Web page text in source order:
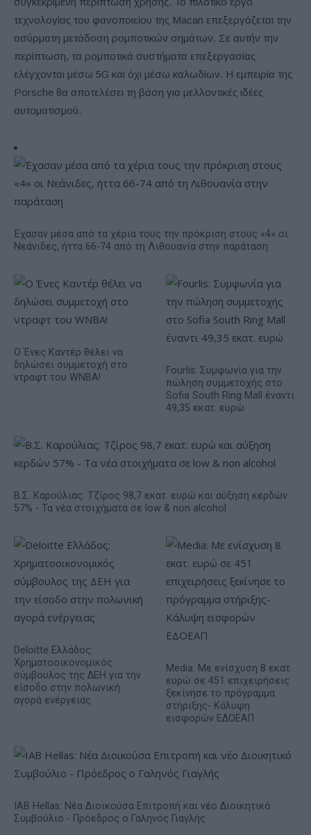
τεχνολογίας του φανοποιείου της Macan επεξεργάζεται την
ασύρματη μετάδοση ρομποτικών σημάτων. Σε αυτήν την
περίπτωση, τα ρομποτικά συστήματα επεξεργασίας
ελέγχονται μέσω 5G και όχι μέσω καλωδίων. Η εμπειρία της
Porsche θα αποτελέσει τη βάση για μελλοντικές ιδέες
αυτοματισμού.
Έχασαν μέσα από τα χέρια τους την πρόκριση στους «4» οι
Νεάνιδες, ήττα 66-74 από τη Λιθουανία στην παράταση
Ο Ένες Καντέρ θέλει να
δηλώσει συμμετοχή στο
ντραφτ του WNBA!
Fourlis: Συμφωνία για την
πώληση συμμετοχής στο
Sofia South Ring Mall έναντι
49,35 εκατ. ευρώ
Β.Σ. Καρούλιας: Τζίρος 98,7 εκατ. ευρώ και αύξηση κερδών
57% - Τα νέα στοιχήματα σε low & non alcohol
Deloitte Ελλάδος:
Χρηματοοικονομικός
σύμβουλος της ΔΕΗ για την
είσοδο στην πολωνική
αγορά ενέργειας
Media: Με ενίσχυση 8 εκατ.
ευρώ σε 451 επιχειρήσεις
ξεκίνησε το πρόγραμμα
στήριξης- Κάλυψη
εισφορών ΕΔΟΕΑΠ
IAB Hellas: Νέα Διοικούσα Επιτροπή και νέο Διοικητικό
Συμβούλιο - Πρόεδρος ο Γαληνός Γιαγλής